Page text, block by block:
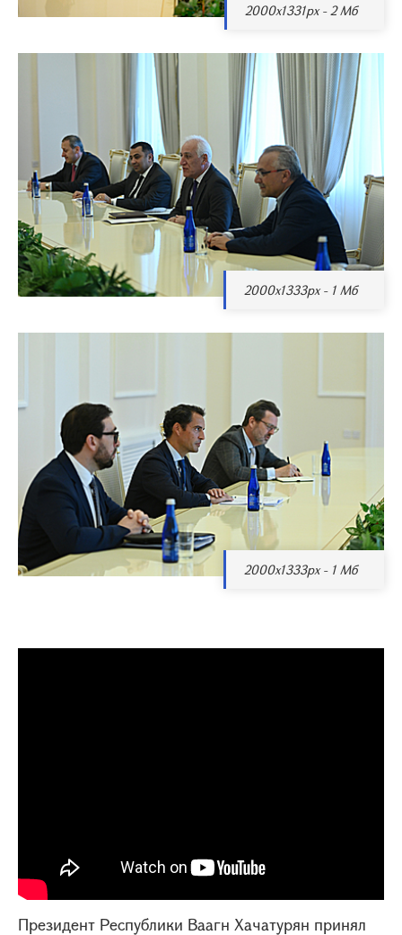
2000x1331px - 2 Мб
2000x1333px - 1 Мб
2000x1333px - 1 Мб
Президент Республики Ваагн Хачатурян принял